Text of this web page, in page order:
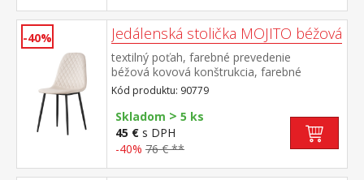
-40% Jedálenská stolička MOJITO béžová
textilný poťah, farebné prevedenie
béžová kovová konštrukcia, farebné
prevedenie čierna výška sedu 48
cm odporúčaná nosnosť do 120 kg
Kód produktu: 90779
Skladom > 5 ks
45 € s DPH
-40% 76 € **